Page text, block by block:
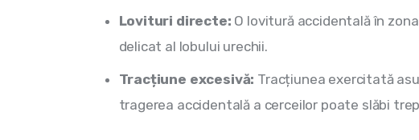
Lovituri directe: O lovitură accidentală în
delicat al lobului urechii.
Tracțiune excesivă: Tracțiunea exercitată
tragerea accidentală a cerceilor poate slăbi